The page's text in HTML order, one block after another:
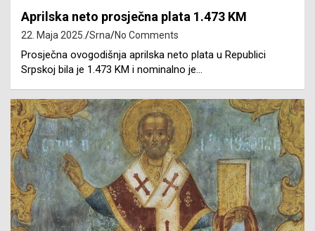
Aprilska neto prosječna plata 1.473 KM
22. Maja 2025. Srna No Comments
Prosječna ovogodišnja aprilska neto plata u Republici
Srpskoj bila je 1.473 KM i nominalno je…